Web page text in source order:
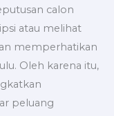
calon
atau melihat
memperhatikan
Oleh karena itu,
peluang